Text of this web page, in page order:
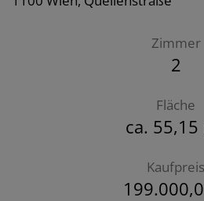
Zimmer
2
Fläche
ca. 55,15
Kaufpreis